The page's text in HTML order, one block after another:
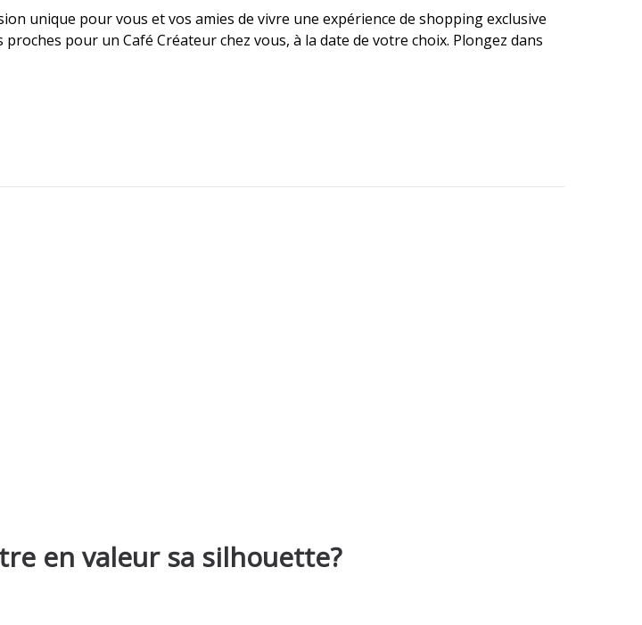
unique pour vous et vos amies de vivre une expérience de shopping exclusive
pour un Café Créateur chez vous, à la date de votre choix. Plongez dans
en valeur sa silhouette?